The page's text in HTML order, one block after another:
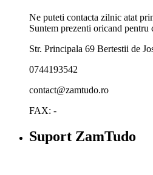
Ne puteti contacta zilnic atat
Suntem prezenti oricand pentru
Str. Principala 69 Bertestii de
0744193542
contact@zamtudo.ro
FAX: -
Suport ZamTudo